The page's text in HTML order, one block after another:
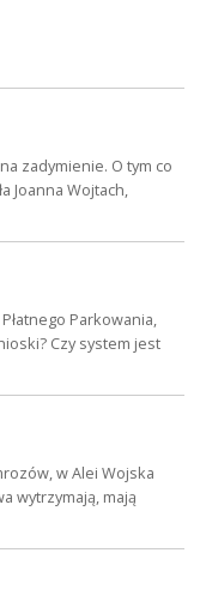
zadymienie. O tym co
Joanna Wojtach,
Parkowania,
Czy system jest
w Alei Wojska
wytrzymają, mają